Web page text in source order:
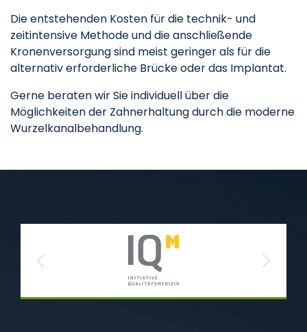
Die entstehenden Kosten für die technik- und
zeitintensive Methode und die anschließende
Kronenversorgung sind meist geringer als für die
alternativ erforderliche Brücke oder das Implantat.
Gerne beraten wir Sie individuell über die
Möglichkeiten der Zahnerhaltung durch die moderne
Wurzelkanalbehandlung.
Previous Next